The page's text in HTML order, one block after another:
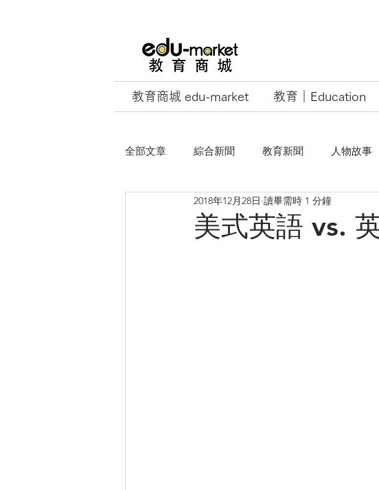
教育商城 edu-market 教育｜Education
全部文章 綜合新聞 教育新聞 人物故事
EU Business School
美式英語 vs.
2018年12月28日 讀畢需時 1 分鐘